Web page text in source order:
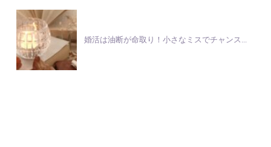
婚活は油断が命取り！小さなミスでチャンス...